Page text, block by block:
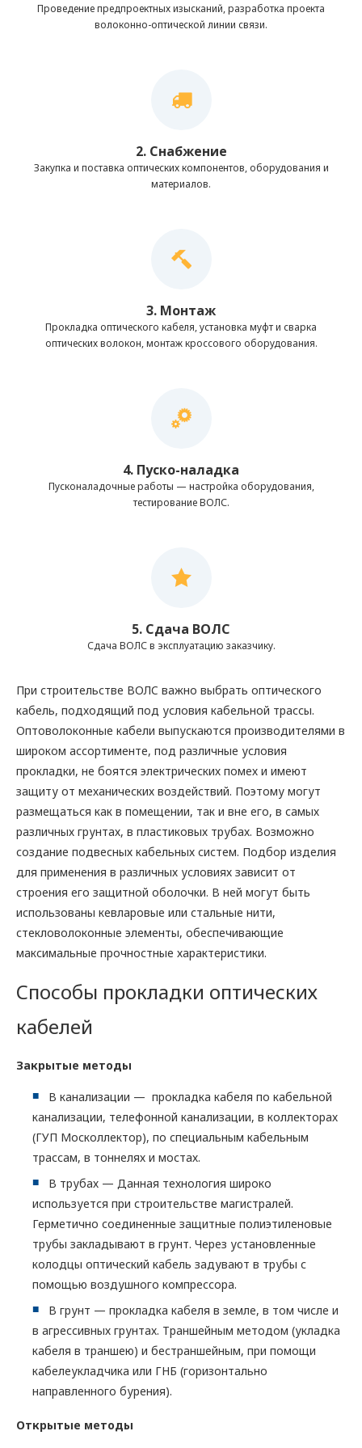
Проведение предпроектных изысканий, разработка проекта
волоконно-оптической линии связи.
2. Снабжение
Закупка и поставка оптических компонентов, оборудования и
материалов.
3. Монтаж
Прокладка оптического кабеля, установка муфт и сварка
оптических волокон, монтаж кроссового оборудования.
4. Пуско-наладка
Пусконаладочные работы — настройка оборудования,
тестирование ВОЛС.
5. Сдача ВОЛС
Сдача ВОЛС в эксплуатацию заказчику.
При строительстве ВОЛC важно выбрать оптического
кабель, подходящий под условия кабельной трассы.
Оптоволоконные кабели выпускаются производителями в
широком ассортименте, под различные условия
прокладки, не боятся электрических помех и имеют
защиту от механических воздействий. Поэтому могут
размещаться как в помещении, так и вне его, в самых
различных грунтах, в пластиковых трубах. Возможно
создание подвесных кабельных систем. Подбор изделия
для применения в различных условиях зависит от
строения его защитной оболочки. В ней могут быть
использованы кевларовые или стальные нити,
стекловолоконные элементы, обеспечивающие
максимальные прочностные характеристики.
Способы прокладки оптических
кабелей
Закрытые методы
В канализации — прокладка кабеля по кабельной
канализации, телефонной канализации, в коллекторах
(ГУП Москоллектор), по специальным кабельным
трассам, в тоннелях и мостах.
В трубах — Данная технология широко
используется при строительстве магистралей.
Герметично соединенные защитные полиэтиленовые
трубы закладывают в грунт. Через установленные
колодцы оптический кабель задувают в трубы с
помощью воздушного компрессора.
В грунт — прокладка кабеля в земле, в том числе и
в агрессивных грунтах. Траншейным методом (укладка
кабеля в траншею) и бестраншейным, при помощи
кабелеукладчика или ГНБ (горизонтально
направленного бурения).
Открытые методы